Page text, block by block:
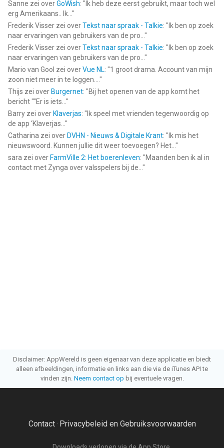
vergeleken op 9 Aug om 07:09.
Sanne zei overGoWish: " Ik heb deze eerst gebruikt, maar toch wel
erg Amerikaans.. Ik... "
Frederik Visser zei overTekst naar spraak - Talkie: " Ik ben op zoek
naar ervaringen van gebruikers van de pro... "
Frederik Visser zei overTekst naar spraak - Talkie: " Ik ben op zoek
naar ervaringen van gebruikers van de pro... "
Mario van Gool zei overVue NL: "1 groot drama. Account van mijn
zoon niet meer in te loggen.... "
Thijs zei over Burgernet: "Bij het openen van de app komt het
bericht ""Er is iets... "
Barry zei over Klaverjas: " Ik speel met vrienden tegenwoordig op
de app ‘Klaverjas... "
Catharina zei over DVHN - Nieuws & Digitale Krant: " Ik mis het
nieuwswoord. Kunnen jullie dit weer toevoegen? Het... "
sara zei over FarmVille 2: Het boerenleven: "Maanden ben ik al in
contact met Zynga over valsspelers bij de... "
Disclaimer: AppWereld is geen eigenaar van deze applicatie en biedt
alleen afbeeldingen, informatie en links aan die via de iTunes API te
vinden zijn. Neem contact op bij eventuele vragen.
Contact· Privacybeleid en Gebruiksvoorwaarden